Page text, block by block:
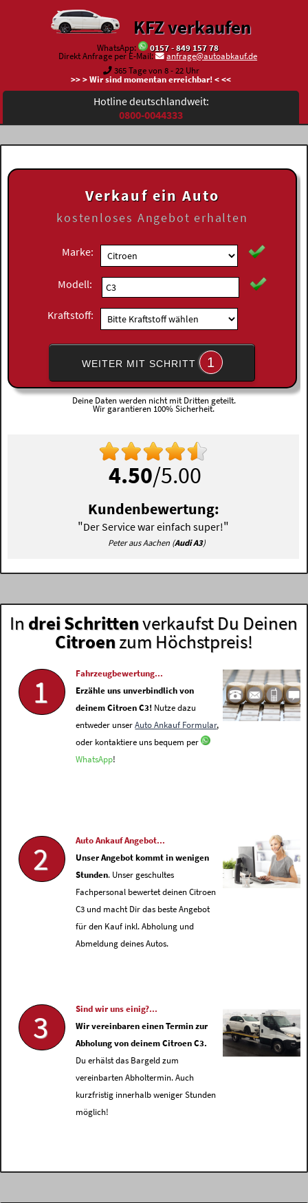
KFZ verkaufen
WhatsApp:
0157 - 849 157 78
Direkt Anfrage per E-Mail:
anfrage@autoabkauf.de
365 Tage von 8 - 22 Uhr
>> > Wir sind momentan erreichbar! < <<
Hotline deutschlandweit:
0800-0044333
Verkauf ein Auto
kostenloses Angebot erhalten
Marke:
Modell:
Kraftstoff:
WEITER MIT SCHRITT 1
Deine Daten werden nicht mit Dritten geteilt.
Wir garantieren 100% Sicherheit.
4.50/5.00
Kundenbewertung:
"Der Service war einfach super!"
Peter aus Aachen (Audi A3)
In drei Schrittenverkaufst Du Deinen
Citroenzum Höchstpreis!
1
Fahrzeugbewertung...
Erzähle uns unverbindlich von
deinem Citroen C3! Nutze dazu
entweder unserAuto Ankauf Formular,
oder kontaktiere uns bequem per
WhatsApp!
2
Auto Ankauf Angebot...
Unser Angebot kommt in wenigen
Stunden. Unser geschultes
Fachpersonal bewertet deinen Citroen
C3 und macht Dir das beste Angebot
für den Kauf inkl. Abholung und
Abmeldung deines Autos.
3
Sind wir uns einig?...
Wir vereinbaren einen Termin zur
Abholung von deinem Citroen C3.
Du erhälst das Bargeld zum
vereinbarten Abholtermin. Auch
kurzfristig innerhalb weniger Stunden
möglich!